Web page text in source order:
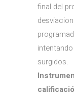
final del
surgidos.